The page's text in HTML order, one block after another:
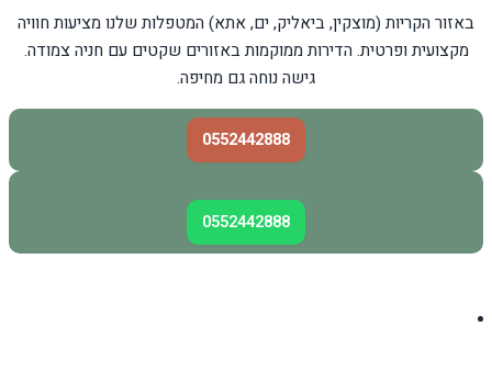
באזור הקריות (מוצקין, ביאליק, ים, אתא) המטפלות שלנו מציעות חוויה
מקצועית ופרטית. הדירות ממוקמות באזורים שקטים עם חניה צמודה.
גישה נוחה גם מחיפה.
0552442888
0552442888